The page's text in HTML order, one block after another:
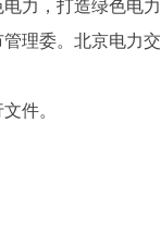
力，打造绿色电
委。北京电力交
件。